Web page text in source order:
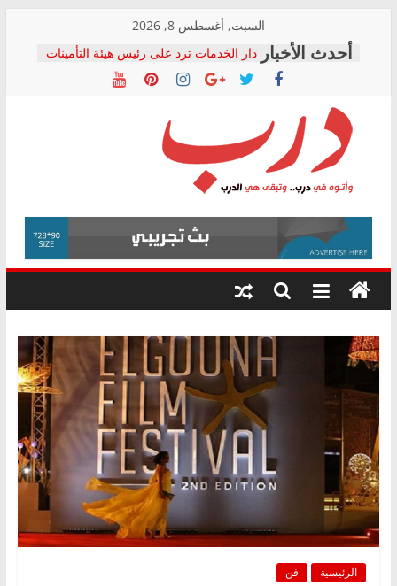
content
السبت, أغسطس 8, 2026
دار الخدمات ترد على رئيس هيئة التأمينات
بعد مؤتمره الصحفي: إنكار الأزمة لا ينهي
معاناة أصحاب المعاشات.. ونطالب بكشف
فرحات سليمان يكتب: القطاع الصحي إلى
أين؟
حزب التحالف الشعبي يطلق لجنة “الحق
في الصحة” بالإسكندرية لرصد الانتهاكات
ودعم المرضى
الوزاري لمدينة الصحفيين.. وانتهاء أعمال
إنشاء المبنى الإداري
المجلس القومي لحقوق الإنسان يعلن
متابعة قضية الدكتور محمد زهران.. ويؤكد:
قرينة البراءة وضمانات المحاكمة العادلة
درب
وأتوه
درب..
وتبقى
هي
الرئيسية فن